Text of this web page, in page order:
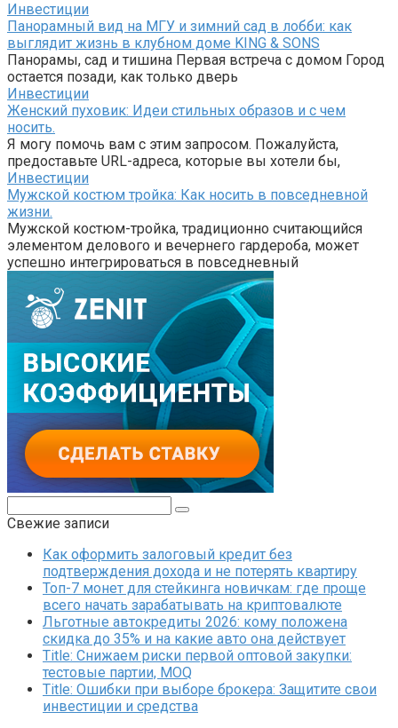
Инвестиции
Панорамный вид на МГУ и зимний сад в лобби: как
выглядит жизнь в клубном доме KING & SONS
Панорамы, сад и тишина Первая встреча с домом Город
остается позади, как только дверь
Инвестиции
Женский пуховик: Идеи стильных образов и с чем
носить.
Я могу помочь вам с этим запросом. Пожалуйста,
предоставьте URL-адреса, которые вы хотели бы,
Инвестиции
Мужской костюм тройка: Как носить в повседневной
жизни.
Мужской костюм-тройка, традиционно считающийся
элементом делового и вечернего гардероба, может
успешно интегрироваться в повседневный
Свежие записи
Как оформить залоговый кредит без
подтверждения дохода и не потерять квартиру
Топ-7 монет для стейкинга новичкам: где проще
всего начать зарабатывать на криптовалюте
Льготные автокредиты 2026: кому положена
скидка до 35% и на какие авто она действует
Title: Снижаем риски первой оптовой закупки:
тестовые партии, MOQ
Title: Ошибки при выборе брокера: Защитите свои
инвестиции и средства